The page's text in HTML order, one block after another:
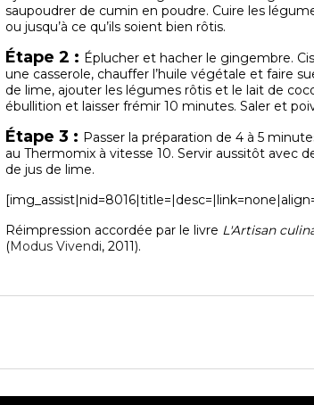
saupoudrer de cumin en poudre. Cuire les
ou jusqu’à ce qu’ils soient bien rôtis.
Étape 2 : Éplucher et hacher le gingembre.
une casserole, chauffer l’huile végétale et faire
de lime, ajouter les légumes rôtis et le lait de
ébullition et laisser frémir 10 minutes. Saler et
Étape 3 : Passer la préparation de 4 à 5
au Thermomix à vitesse 10. Servir aussitôt avec
de jus de lime.
Réimpression accordée par le livre L'Artisan
(Modus Vivendi, 2011).